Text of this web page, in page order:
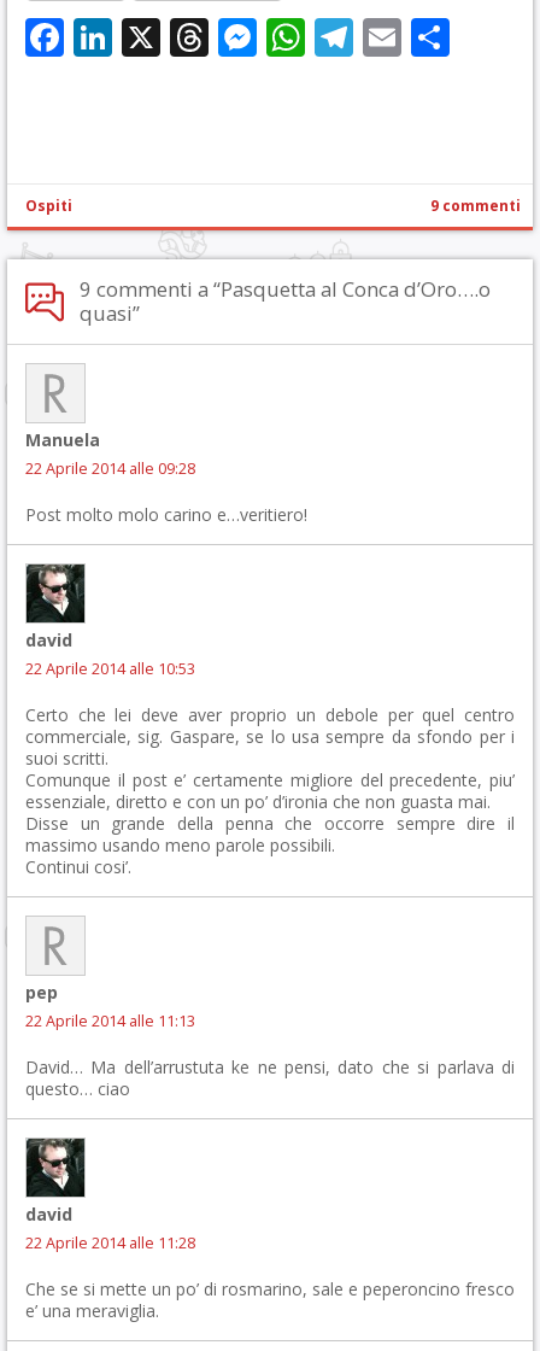
Facebook
LinkedIn
X Threads
Messenger
WhatsApp
Telegram
Email
Ospiti 9 commenti
9 commenti a “Pasquetta al Conca d’Oro….o
quasi”
Manuela
22 Aprile 2014 alle 09:28
Post molto molo carino e…veritiero!
david
22 Aprile 2014 alle 10:53
Certo che lei deve aver proprio un debole per quel centro
commerciale, sig. Gaspare, se lo usa sempre da sfondo per i
suoi scritti.
Comunque il post e’ certamente migliore del precedente, piu’
essenziale, diretto e con un po’ d’ironia che non guasta mai.
Disse un grande della penna che occorre sempre dire il
massimo usando meno parole possibili.
Continui cosi’.
pep
22 Aprile 2014 alle 11:13
David… Ma dell’arrustuta ke ne pensi, dato che si parlava di
questo… ciao
david
22 Aprile 2014 alle 11:28
Che se si mette un po’ di rosmarino, sale e peperoncino fresco
e’ una meraviglia.